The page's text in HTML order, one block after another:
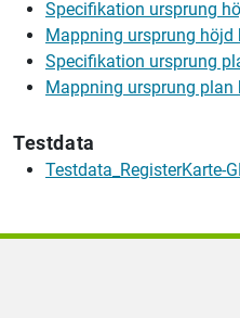
Specifikation ursprung
Mappning ursprung höjd
Specifikation ursprung
Mappning ursprung plan
Testdata
Testdata_RegisterKarte-